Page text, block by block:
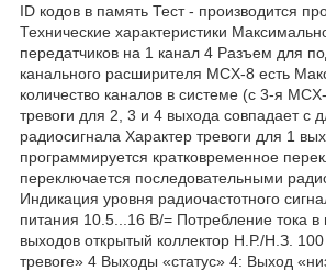
ID кодов в память Тест - производится
Технические характеристики
передатчиков на 1 канал 4 Разъем для
канального расширителя MCX-8 есть
количество каналов в системе (с 3-я
тревоги для 2, 3 и 4 выхода совпадает с
радиосигнала Характер тревоги для 1
программируется кратковременное
переключается последовательными
Индикация уровня радиочастотного
питания 10.5...16 В/= Потребление тока
выходов открытый коллектор Н.Р./Н.З.
тревоге» 4 Выходы «статус» 4: Выход